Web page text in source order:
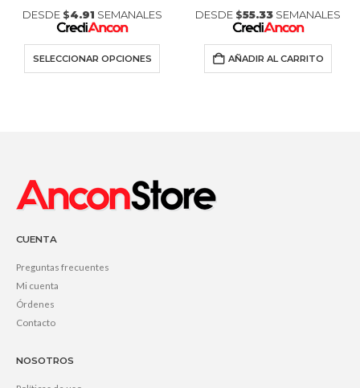
DESDE $4.91 SEMANALES
SELECCIONAR OPCIONES
DESDE $55.33 SEMANALES
AÑADIR AL CARRITO
CUENTA
Preguntas frecuentes
Mi cuenta
Órdenes
Contacto
NOSOTROS